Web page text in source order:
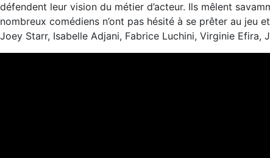
défendent leur vision du métier d’acteur. Ils mêlent
nombreux comédiens n’ont pas hésité à se prêter au jeu
Joey Starr, Isabelle Adjani, Fabrice Luchini, Virginie Efira,